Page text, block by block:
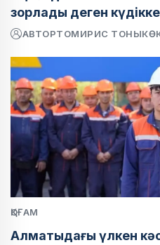
зорлады деген күдікке
АВТОРТОМИРИС
ҚОҒАМ
Алматыдағы үлкен